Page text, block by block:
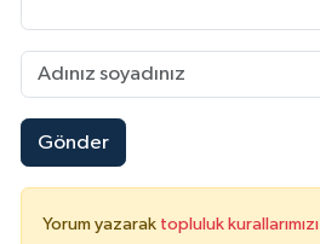
Gönder
Yorum yazarak topluluk kurallarımızı